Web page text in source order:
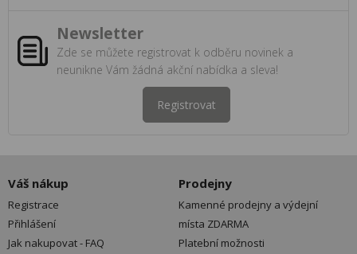
Newsletter
Zde se můžete registrovat k odběru novinek a
neunikne Vám žádná akční nabídka a sleva!
Registrovat
Váš nákup
Registrace
Přihlášení
Jak nakupovat - FAQ
Prodejny
Kamenné prodejny a výdejní
místa ZDARMA
Platební možnosti